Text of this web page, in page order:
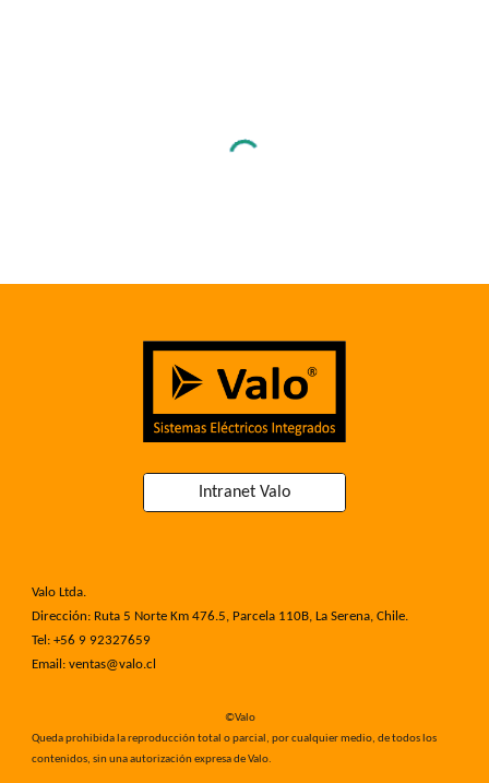
Intranet Valo
Valo Ltda.
Dirección: Ruta 5 Norte Km 476.5, Parcela 110B, La Serena, Chile.
Tel: +569 92327659
Email: ventas@valo.cl
©Valo
Queda prohibida la reproducción total o parcial, por cualquier medio, de todos los
contenidos, sin una autorización expresa de Valo.